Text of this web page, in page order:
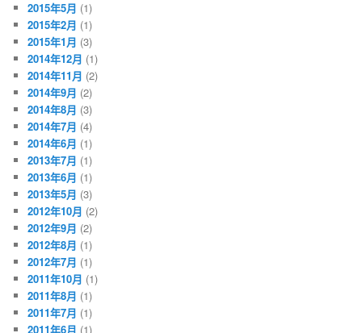
2015年5月 (1)
2015年2月 (1)
2015年1月 (3)
2014年12月 (1)
2014年11月 (2)
2014年9月 (2)
2014年8月 (3)
2014年7月 (4)
2014年6月 (1)
2013年7月 (1)
2013年6月 (1)
2013年5月 (3)
2012年10月 (2)
2012年9月 (2)
2012年8月 (1)
2012年7月 (1)
2011年10月 (1)
2011年8月 (1)
2011年7月 (1)
2011年6月 (1)